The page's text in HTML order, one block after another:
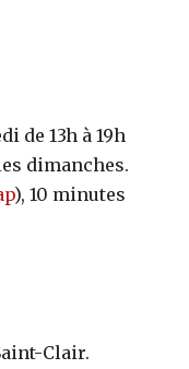
de 13h à 19h
dimanches.
), 10 minutes
Clair.